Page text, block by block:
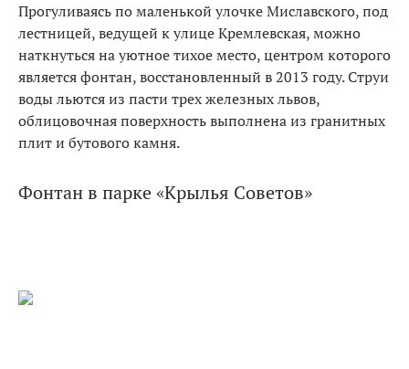
Прогуливаясь по маленькой улочке Миславского, под
лестницей, ведущей к улице Кремлевская, можно
наткнуться на уютное тихое место, центром которого
является фонтан, восстановленный в 2013 году. Струи
воды льются из пасти трех железных львов,
облицовочная поверхность выполнена из гранитных
плит и бутового камня.
Фонтан в парке «Крылья Советов»